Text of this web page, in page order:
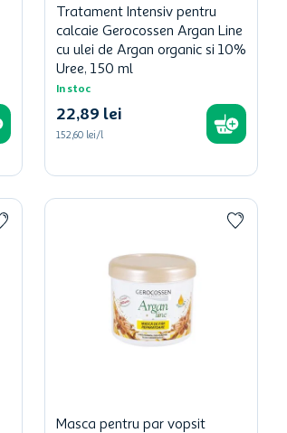
Tratament Intensiv pentru
calcaie Gerocossen Argan Line
cu ulei de Argan organic si 10%
Uree, 150 ml
In stoc
22,89 lei
152,60 lei/l
Masca pentru par vopsit